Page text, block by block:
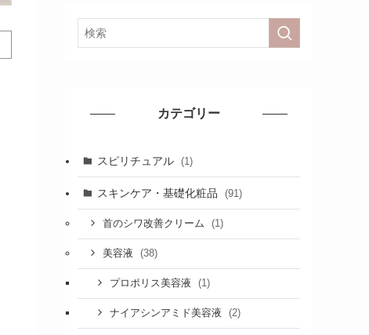
カテゴリー
スピリチュアル (1)
スキンケア・基礎化粧品 (91)
首のシワ改善クリーム (1)
美容液 (38)
プロポリス美容液 (1)
ナイアシンアミド美容液 (2)